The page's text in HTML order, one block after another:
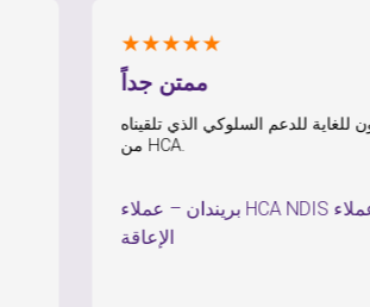
★★★★★
ممتن جداً
ممتنون للغاية للدعم السلوكي الذي تلقيناه
من HCA.
بريندان–عملاء HCA NDIS وعملاء
الإعاقة